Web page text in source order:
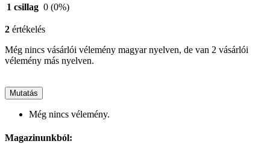
1 csillag 0 (0%)
2 értékelés
Még nincs vásárlói vélemény magyar nyelven, de van 2 vásárlói
vélemény más nyelven.
Mutatás
Még nincs vélemény.
Magazinunkból: